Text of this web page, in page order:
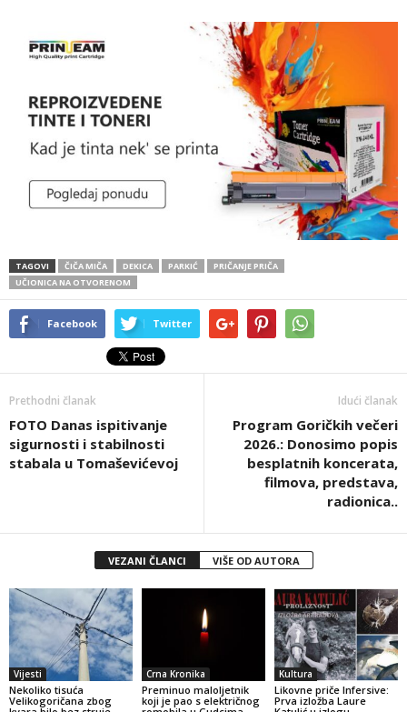
TAGOVI ČIČA MIČA DEKICA PARKIĆ
PRIČANJE PRIČA
UČIONICA NA OTVORENOM
Facebook Twitter
Prethodni članak
FOTO Danas ispitivanje
sigurnosti i stabilnosti
stabala u Tomaševićevoj
Idući članak
Program Goričkih večeri
2026.: Donosimo popis
besplatnih koncerata,
filmova, predstava,
radionica..
VEZANI ČLANCI VIŠE OD AUTORA
Vijesti
Nekoliko tisuća
Velikogoričana zbog
Crna Kronika
Preminuo maloljetnik
koji je pao s električnog
Kultura
Likovne priče Infersive:
Prva izložba Laure